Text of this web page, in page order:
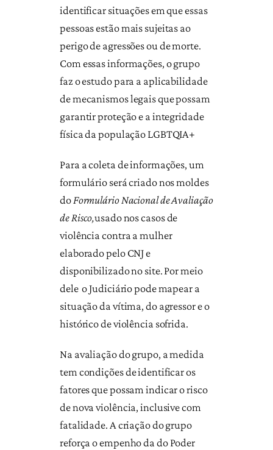
identificar situações em que essas
pessoas estão mais sujeitas ao
perigo de agressões ou de morte.
Com essas informações, o grupo
faz o estudo para a aplicabilidade
de mecanismos legais que possam
garantir proteção e a integridade
física da população LGBTQIA+
Para a coleta de informações, um
formulário será criado nos moldes
doFormulário Nacional de Avaliação
de Risco,usado nos casos de
violência contra a mulher
elaborado pelo CNJ e
disponibilizado no site. Por meio
dele o Judiciário pode mapear a
situação da vítima, do agressor e o
histórico de violência sofrida.
Na avaliação do grupo, a medida
tem condições de identificar os
fatores que possam indicar o risco
de nova violência, inclusive com
fatalidade. A criação do grupo
reforça o empenho da do Poder